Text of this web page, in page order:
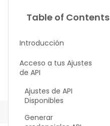
Table of Contents
Introducción
Acceso a tus Ajustes
de API
Ajustes de API
Disponibles
Generar